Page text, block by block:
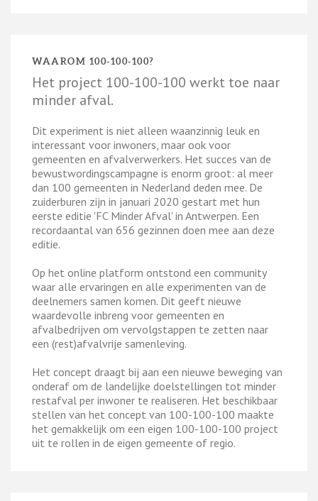
WAAROM 100-100-100?
Het project 100-100-100 werkt toe naar
minder afval.
Dit experiment is niet alleen waanzinnig leuk en
interessant voor inwoners, maar ook voor
gemeenten en afvalverwerkers. Het succes van de
bewustwordingscampagne is enorm groot: al meer
dan 100 gemeenten in Nederland deden mee. De
zuiderburen zijn in januari 2020 gestart met hun
eerste editie 'FC Minder Afval' in Antwerpen. Een
recordaantal van 656 gezinnen doen mee aan deze
editie.
Op het online platform ontstond een community
waar alle ervaringen en alle experimenten van de
deelnemers samen komen. Dit geeft nieuwe
waardevolle inbreng voor gemeenten en
afvalbedrijven om vervolgstappen te zetten naar
een (rest)afvalvrije samenleving.
Het concept draagt bij aan een nieuwe beweging van
onderaf om de landelijke doelstellingen tot minder
restafval per inwoner te realiseren. Het beschikbaar
stellen van het concept van 100-100-100 maakte
het gemakkelijk om een eigen 100-100-100 project
uit te rollen in de eigen gemeente of regio.